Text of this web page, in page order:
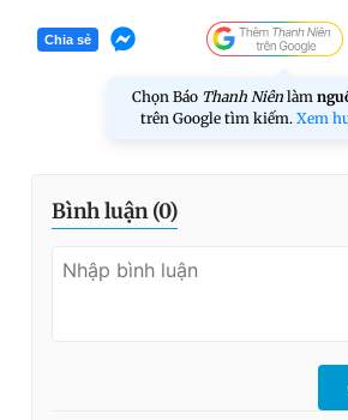
Chia sẻ
Chọn Báo Thanh Niên làm
trên Google tìm kiếm. Xem
Bình luận (0)